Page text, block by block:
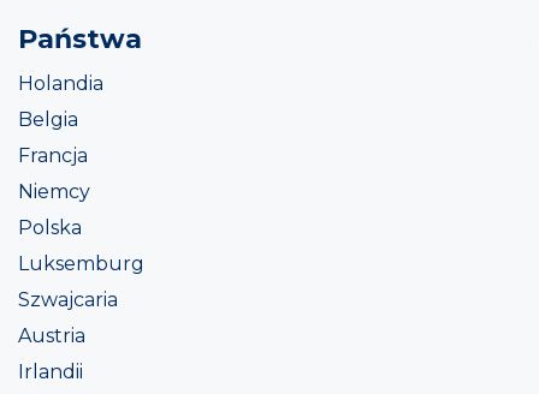
Państwa
Holandia
Belgia
Francja
Niemcy
Polska
Luksemburg
Szwajcaria
Austria
Irlandii